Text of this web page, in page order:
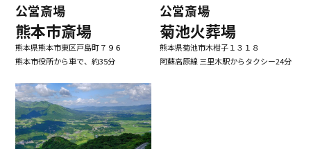
公営斎場
熊本市斎場
熊本県熊本市東区戸島町７９６
熊本市役所から車で、約35分
公営斎場
菊池火葬場
熊本県菊池市木柑子１３１８
阿蘇高原線 三里木駅からタクシー24分